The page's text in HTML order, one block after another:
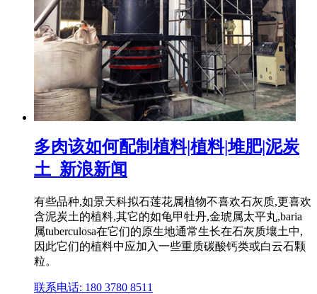
多肉该如何配制植料|植料|堆肥|泥炭
土_新浪新闻
有些品种,如景天科拟石莲花属植物不喜欢石灰质,更喜欢
含泥炭土的植料,其它的如龟甲牡丹,金琥属太平丸,baria
属tuberculosa在它们的原生地通常生长在石灰质壤土中,
因此它们的植料中应加入一些重质碳酸钙类或白云石颗
粒。
联系电话: 180 3780 8511